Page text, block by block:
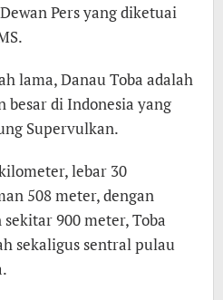
Pers yang diketuai
lama, Danau Toba adalah
di Indonesia yang
Supervulkan.
lebar 30
508 meter, dengan
900 meter, Toba
sekaligus sentral pulau